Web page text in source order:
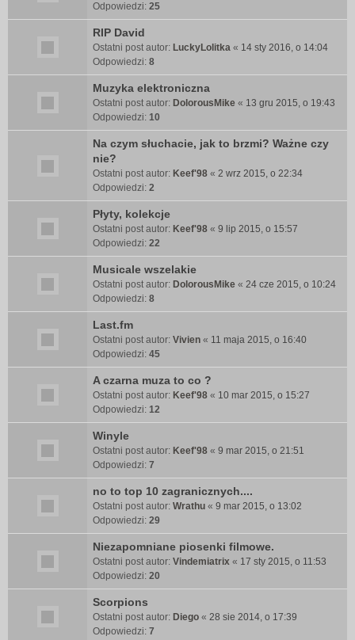
Odpowiedzi: 25
RIP David
Ostatni post autor: LuckyLolitka « 14 sty 2016, o 14:04
Odpowiedzi: 8
Muzyka elektroniczna
Ostatni post autor: DolorousMike « 13 gru 2015, o 19:43
Odpowiedzi: 10
Na czym słuchacie, jak to brzmi? Ważne czy
nie?
Ostatni post autor: Keef'98 « 2 wrz 2015, o 22:34
Odpowiedzi: 2
Płyty, kolekcje
Ostatni post autor: Keef'98 « 9 lip 2015, o 15:57
Odpowiedzi: 22
Musicale wszelakie
Ostatni post autor: DolorousMike « 24 cze 2015, o 10:24
Odpowiedzi: 8
Last.fm
Ostatni post autor: Vivien « 11 maja 2015, o 16:40
Odpowiedzi: 45
A czarna muza to co ?
Ostatni post autor: Keef'98 « 10 mar 2015, o 15:27
Odpowiedzi: 12
Winyle
Ostatni post autor: Keef'98 « 9 mar 2015, o 21:51
Odpowiedzi: 7
no to top 10 zagranicznych....
Ostatni post autor: Wrathu « 9 mar 2015, o 13:02
Odpowiedzi: 29
Niezapomniane piosenki filmowe.
Ostatni post autor: Vindemiatrix « 17 sty 2015, o 11:53
Odpowiedzi: 20
Scorpions
Ostatni post autor: Diego « 28 sie 2014, o 17:39
Odpowiedzi: 7